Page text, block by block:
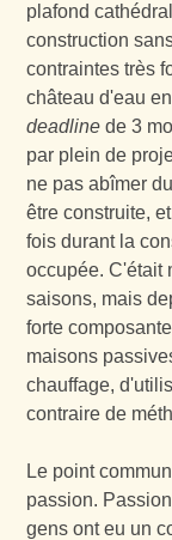
plafond
construction
contraintes très
château d'eau
deadline de 3
par plein de
ne pas abîmer
être construite,
fois durant la
occupée. C'était
saisons, mais
forte
maisons
chauffage,
contraire de
Le point
passion.
gens ont eu un